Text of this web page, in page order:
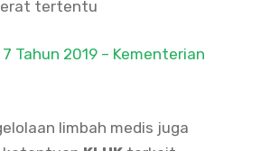
tertentu
Tahun 2019 – Kementerian
limbah medis juga